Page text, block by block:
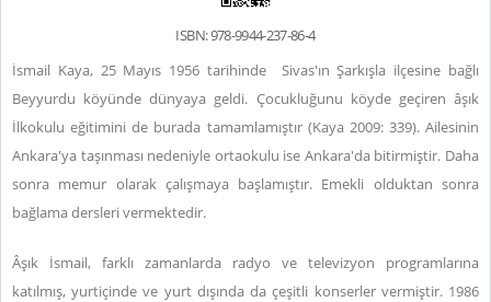
ISBN: 978-9944-237-86-4
İsmail Kaya, 25 Mayıs 1956 tarihinde
Sivas'ın Şarkışla ilçesine bağlı
Beyyurdu köyünde dünyaya geldi. Çocukluğunu köyde geçiren âşık
İlkokulu eğitimini de burada tamamlamıştır (Kaya 2009: 339). Ailesinin
Ankara'ya taşınması nedeniyle ortaokulu ise Ankara'da bitirmiştir. Daha
sonra memur olarak çalışmaya başlamıştır. Emekli olduktan sonra
bağlama dersleri vermektedir.
Âşık İsmail, farklı zamanlarda radyo ve televizyon programlarına
katılmış, yurtiçinde ve yurt dışında da çeşitli konserler vermiştir. 1986